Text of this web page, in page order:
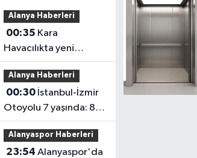
Alanya Haberleri
00:35
Havacılıkta yeni
dönem: Armağan
Özel Tuğgeneralliğe
terfi etti
Alanya Haberleri
00:30
Otoyolu 7 yaşında: 8,5
saatlik yol 3,5 saate
indi
Alanyaspor Haberleri
23:54 Alanyaspor'da